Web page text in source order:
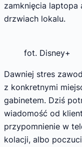
zamknięcia laptopa
drzwiach lokalu.
fot. Disney+
Dawniej stres
z konkretnymi
gabinetem. Dziś
wiadomość od
przypomnienie w
kolacji, albo